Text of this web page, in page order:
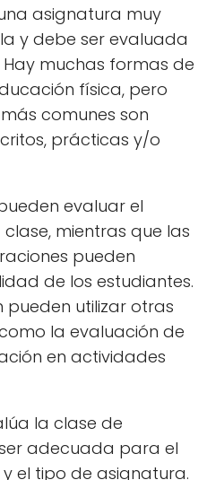
asignatura muy
y debe ser evaluada
muchas formas de
física, pero
comunes son
prácticas y/o
evaluar el
mientras que las
pueden
de los estudiantes.
pueden utilizar otras
la evaluación de
en actividades
la clase de
adecuada para el
el tipo de asignatura.